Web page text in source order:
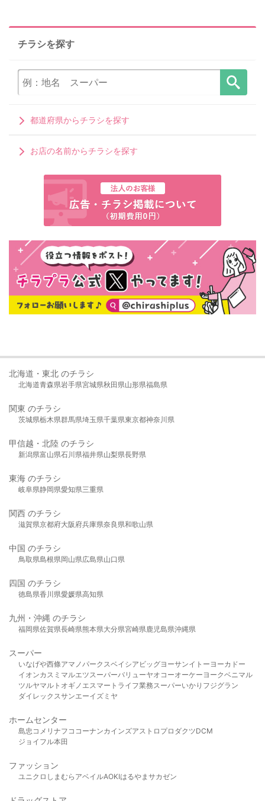
チラシを探す
都道府県からチラシを探す
お店の名前からチラシを探す
北海道・東北 のチラシ
北海道青森県岩手県宮城県秋田県山形県福島県
関東 のチラシ
茨城県栃木県群馬県埼玉県千葉県東京都神奈川県
甲信越・北陸 のチラシ
新潟県富山県石川県福井県山梨県長野県
東海 のチラシ
岐阜県静岡県愛知県三重県
関西 のチラシ
滋賀県京都府大阪府兵庫県奈良県和歌山県
中国 のチラシ
鳥取県島根県岡山県広島県山口県
四国 のチラシ
徳島県香川県愛媛県高知県
九州・沖縄 のチラシ
福岡県佐賀県長崎県熊本県大分県宮崎県鹿児島県沖縄県
スーパー
いなげや西條アマノパークスベイシア ビッグヨーサンイトーヨーカドー
イオンカスミ マルエツスーパーバリューヤオコーオーケー ヨークベニマル
ツルヤマルト オギノ エスマート ライフ業務スーパーいかり フジグラン
ダイレックスサンエーイズミヤ
ホームセンター
島忠 コメリ ナフコ コーナンカインズアストロプロダクツDCM
ジョイフル本田
ファッション
ユニクロ しまむら アベイルAOKIはるやま サカゼン